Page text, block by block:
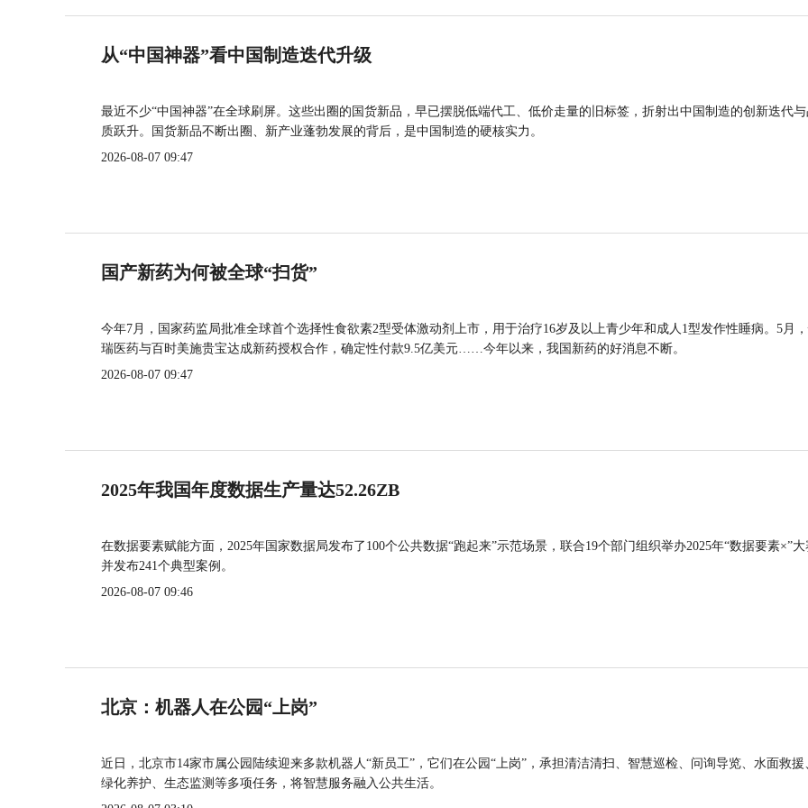
从“中国神器”看中国制造迭代升级
最近不少“中国神器”在全球刷屏。这些出圈的国货新品，早已摆脱低端代工、低价走量的旧标签，折射出中国制造的创新迭代
质跃升。国货新品不断出圈、新产业蓬勃发展的背后，是中国制造的硬核实力。
2026-08-07 09:47
国产新药为何被全球“扫货”
今年7月，国家药监局批准全球首个选择性食欲素2型受体激动剂上市，用于治疗16岁及以上青少年和成人1型发作性睡病。5月
瑞医药与百时美施贵宝达成新药授权合作，确定性付款9.5亿美元……今年以来，我国新药的好消息不断。
2026-08-07 09:47
2025年我国年度数据生产量达52.26ZB
在数据要素赋能方面，2025年国家数据局发布了100个公共数据“跑起来”示范场景，联合19个部门组织举办2025年“数据要素×”大
并发布241个典型案例。
2026-08-07 09:46
北京：机器人在公园“上岗”
近日，北京市14家市属公园陆续迎来多款机器人“新员工”，它们在公园“上岗”，承担清洁清扫、智慧巡检、问询导览、水面救援
绿化养护、生态监测等多项任务，将智慧服务融入公共生活。